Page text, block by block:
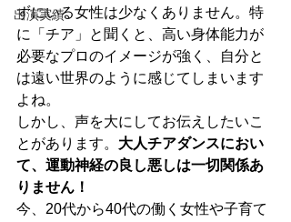
出演実績
ずにいる女性は少なくありません。特
に「チア」と聞くと、高い身体能力が
必要なプロのイメージが強く、自分と
は遠い世界のように感じてしまいます
よね。
しかし、声を大にしてお伝えしたいこ
とがあります。 大人チアダンスにおい
て、運動神経の良し悪しは一切関係あ
りません！
今、20代から40代の働く女性や子育て